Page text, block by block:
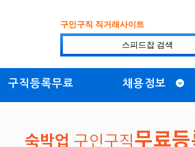
구인구직 직거래사이트
구직등록무료 채용정보